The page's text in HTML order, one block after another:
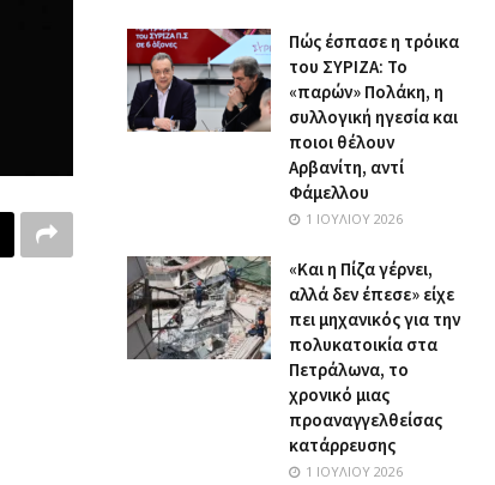
Πώς έσπασε η τρόικα
του ΣΥΡΙΖΑ: Το
«παρών» Πολάκη, η
συλλογική ηγεσία και
ποιοι θέλουν
Αρβανίτη, αντί
Φάμελλου
1 ΙΟΥΛΊΟΥ 2026
«Και η Πίζα γέρνει,
αλλά δεν έπεσε» είχε
πει μηχανικός για την
πολυκατοικία στα
Πετράλωνα, το
χρονικό μιας
προαναγγελθείσας
κατάρρευσης
1 ΙΟΥΛΊΟΥ 2026